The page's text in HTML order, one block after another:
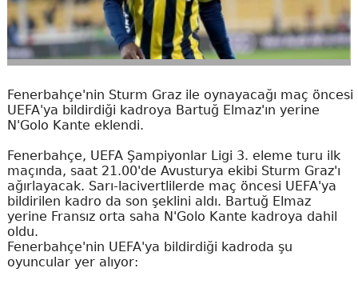
Fenerbahçe'nin Sturm Graz ile oynayacağı maç öncesi
UEFA'ya bildirdiği kadroya Bartuğ Elmaz'ın yerine
N'Golo Kante eklendi.
Fenerbahçe, UEFA Şampiyonlar Ligi 3. eleme turu ilk
maçında, saat 21.00'de Avusturya ekibi Sturm Graz'ı
ağırlayacak. Sarı-lacivertlilerde maç öncesi UEFA'ya
bildirilen kadro da son şeklini aldı. Bartuğ Elmaz
yerine Fransız orta saha N'Golo Kante kadroya dahil
oldu.
Fenerbahçe'nin UEFA'ya bildirdiği kadroda şu
oyuncular yer alıyor: